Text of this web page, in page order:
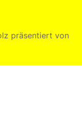
präsentiert von